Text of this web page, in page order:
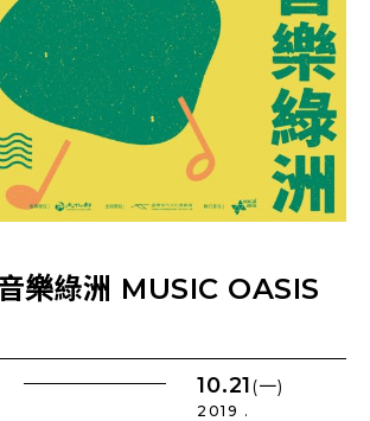
樂綠洲 MUSIC OASIS
10.21(一)
2019 .